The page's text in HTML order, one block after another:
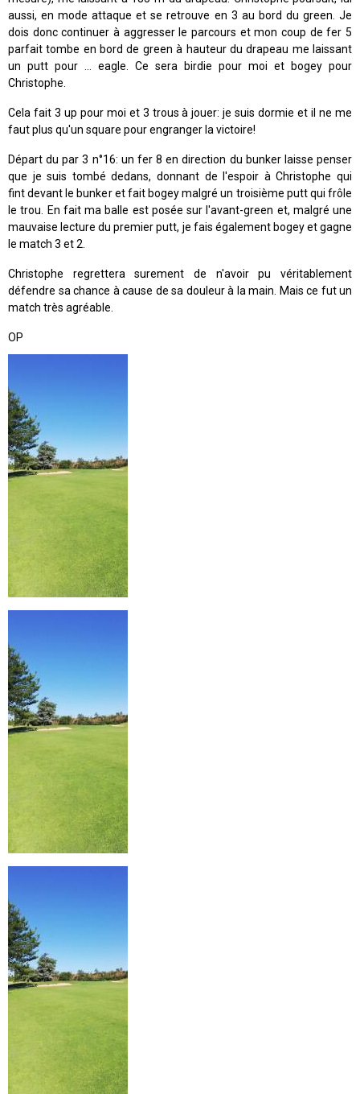
aussi, en mode attaque et se retrouve en 3 au bord du green. Je
dois donc continuer à aggresser le parcours et mon coup de fer 5
parfait tombe en bord de green à hauteur du drapeau me laissant
un putt pour ... eagle. Ce sera birdie pour moi et bogey pour
Christophe.
Cela fait 3 up pour moi et 3 trous à jouer: je suis dormie et il ne me
faut plus qu'un square pour engranger la victoire!
Départ du par 3 n°16: un fer 8 en direction du bunker laisse penser
que je suis tombé dedans, donnant de l'espoir à Christophe qui
fint devant le bunker et fait bogey malgré un troisième putt qui frôle
le trou. En fait ma balle est posée sur l'avant-green et, malgré une
mauvaise lecture du premier putt, je fais également bogey et gagne
le match 3 et 2.
Christophe regrettera surement de n'avoir pu véritablement
défendre sa chance à cause de sa douleur à la main. Mais ce fut un
match très agréable.
OP